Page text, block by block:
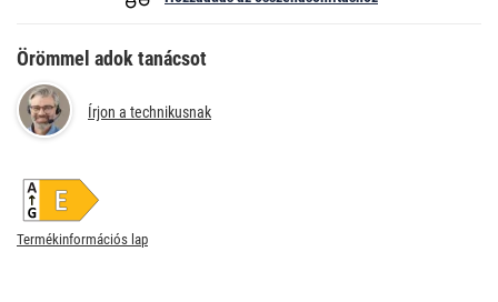
Örömmel adok tanácsot
Írjon a technikusnak
Termékinformációs lap